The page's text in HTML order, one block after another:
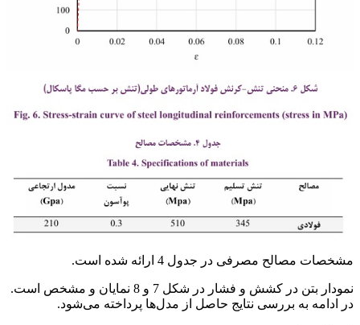
مشخصات مصالح مصرفی در جدول 4 ارائه شده است.
نمودار بتن در کشش و فشار در شکل 7 و 8 نمایان و مشخص است.
در ادامه به بررسی نتایج حاصل از مدل‌ها پرداخته می‌شود.